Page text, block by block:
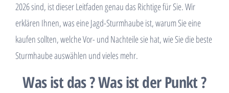
2026 sind, ist dieser Leitfaden genau das Richtige für Sie. Wir
erklären Ihnen, was eine Jagd-Sturmhaube ist, warum Sie eine
kaufen sollten, welche Vor- und Nachteile sie hat, wie Sie die beste
Sturmhaube auswählen und vieles mehr.
Was ist das ? Was ist der Punkt ?